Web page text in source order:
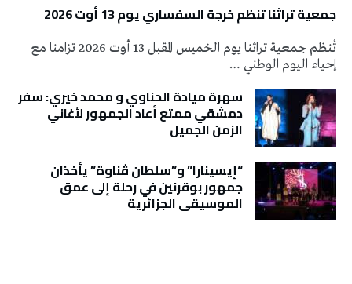
جمعية تراثنا تنَظم خرجة السفساري يوم 13 أوت 2026
تُنظم جمعية تراثنا يوم الخميس المقبل 13 أوت 2026 تزامنا مع
إحياء اليوم الوطني …
سهرة ميادة الحناوي و محمد خيري: سفر
دمشقي ممتع أعاد الجمهور لأغاني
الزمن الجميل
“إيسينارا” و”سلطان ڤناوة” يأخذان
جمهور بوقرنين في رحلة إلى عمق
الموسيقى الجزائرية